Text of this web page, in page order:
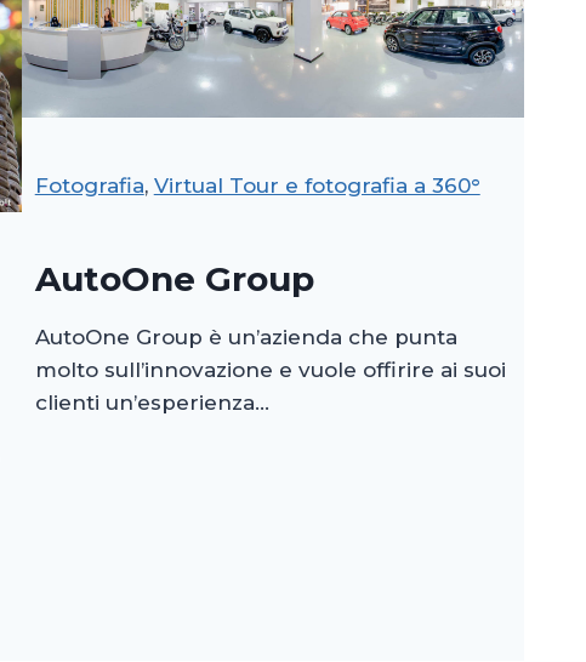
Fotografia, Virtual Tour e fotografia a 360°
AutoOne Group
AutoOne Group è un’azienda che punta
molto sull’innovazione e vuole offirire ai suoi
clienti un’esperienza…